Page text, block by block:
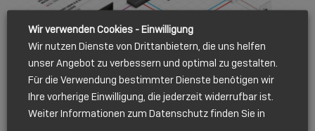
Der große Funktionsumfang des Systems erlaubt eine
Wir verwenden Cookies - Einwilligung
Wir nutzen Dienste von Drittanbietern, die uns helfen
unser Angebot zu verbessern und optimal zu gestalten.
Für die Verwendung bestimmter Dienste benötigen wir
Ihre vorherige Einwilligung, die jederzeit widerrufbar ist.
Weiter Informationen zum Datenschutz finden Sie in